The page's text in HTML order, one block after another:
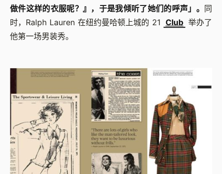
做件这样的衣服呢？』，于是我倾听了她们的呼声」。 同
时，Ralph Lauren 在纽约曼哈顿上城的 21 Club 举办了
他第一场男装秀。